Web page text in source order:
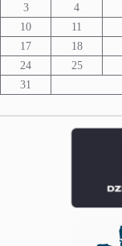
3
4
10
11
17
18
24
25
31